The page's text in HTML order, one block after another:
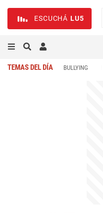
ESCUCHÁ LU5
TEMAS DEL DÍA BULLYING